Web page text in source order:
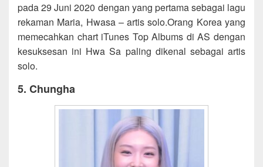
pada 29 Juni 2020 dengan yang pertama sebagai lagu
rekaman Maria, Hwasa – artis solo.Orang Korea yang
memecahkan chart iTunes Top Albums di AS dengan
kesuksesan ini Hwa Sa paling dikenal sebagai artis
solo.
5. Chungha